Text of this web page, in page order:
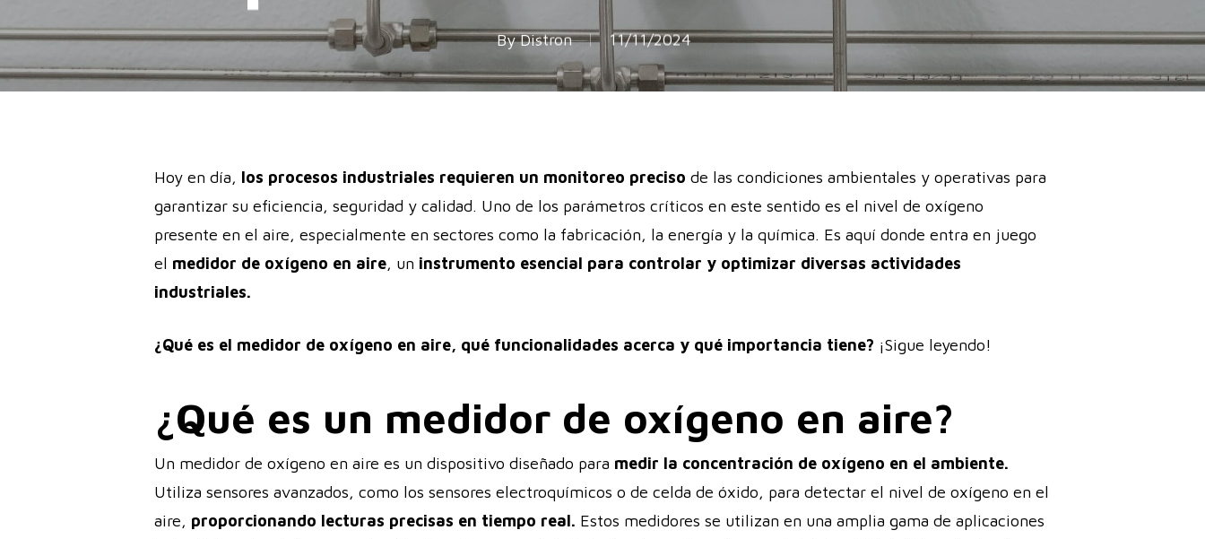
By Distron 11/11/2024
Hoy en día, los procesos industriales requieren un monitoreo preciso de las condiciones ambientales y operativas para
garantizar su eficiencia, seguridad y calidad. Uno de los parámetros críticos en este sentido es el nivel de oxígeno
presente en el aire, especialmente en sectores como la fabricación, la energía y la química. Es aquí donde entra en juego
el medidor de oxígeno en aire, un instrumento esencial para controlar y optimizar diversas actividades
industriales.
¿Qué es el medidor de oxígeno en aire, qué funcionalidades acerca y qué importancia tiene? ¡Sigue leyendo!
¿Qué es un medidor de oxígeno en aire?
Un medidor de oxígeno en aire es un dispositivo diseñado para medir la concentración de oxígeno en el ambiente.
Utiliza sensores avanzados, como los sensores electroquímicos o de celda de óxido, para detectar el nivel de oxígeno en el
aire, proporcionando lecturas precisas en tiempo real. Estos medidores se utilizan en una amplia gama de aplicaciones